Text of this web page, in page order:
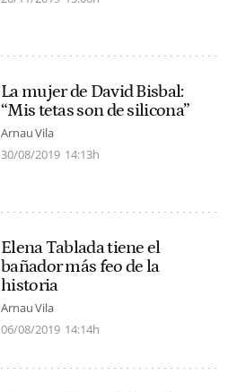
La mujer de David Bisbal:
“Mis tetas son de silicona”
Arnau Vila
30/08/2019 14:13h
Elena Tablada tiene el
bañador más feo de la
historia
Arnau Vila
06/08/2019 14:14h